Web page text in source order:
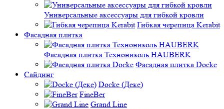
Универсальные аксессуары для гибкой кровли
Гибкая черепица Kerabit
Фасадная плитка
Фасадная плитка Технониколь HAUBERK
Фасадная плитка Docke
Сайдинг
Docke (Деке)
FineBer
Grand Line